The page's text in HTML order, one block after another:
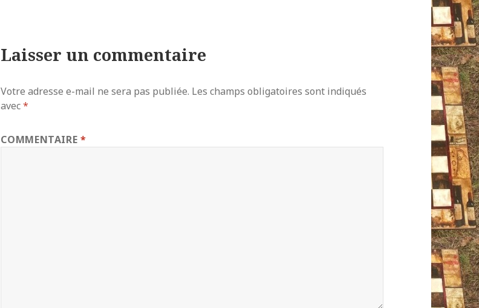
Laisser un commentaire
Votre adresse e-mail ne sera pas publiée. Les champs obligatoires sont indiqués
avec*
COMMENTAIRE*